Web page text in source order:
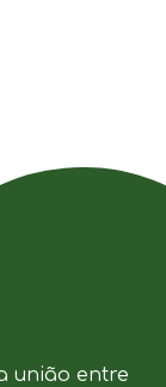
união entre